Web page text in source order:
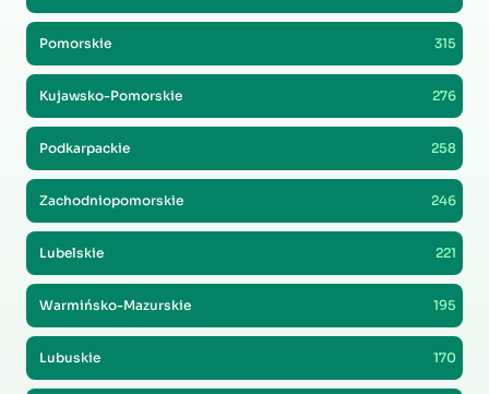
Pomorskie 315
Kujawsko-Pomorskie 276
Podkarpackie 258
Zachodniopomorskie 246
Lubelskie 221
Warmińsko-Mazurskie 195
Lubuskie 170